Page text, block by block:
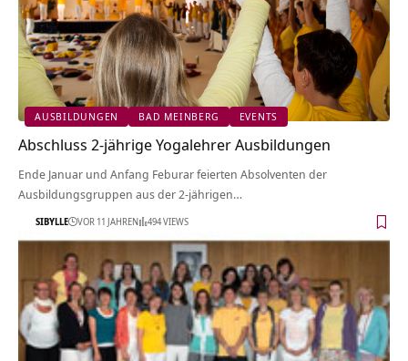
AUSBILDUNGEN BAD MEINBERG EVENTS
Abschluss 2-jährige Yogalehrer Ausbildungen
Ende Januar und Anfang Feburar feierten Absolventen der
Ausbildungsgruppen aus der 2-jährigen…
SIBYLLE VOR 11 JAHREN 494 VIEWS